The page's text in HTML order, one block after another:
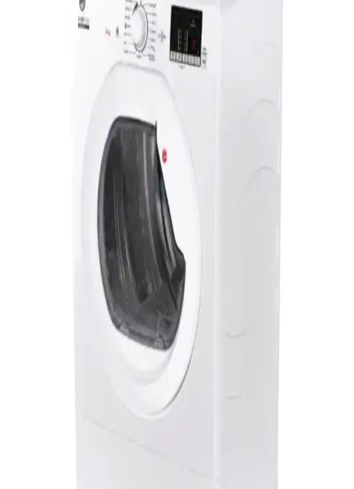
Enerji maliyetlerini düşüren ve çevre dostu ısıtıcılar ev ve iş
yerlerinde tercih ediliyor. Teknolojik gelişmelerle tasarruf ve
güvenlik ön planda, uygun modellerle sürdürülebilir ısıtma
Profilo KM9611CTR 9 kg Isı Pompalı Çamaşır
Profilo KM9611CTR, 9 kg kapasite ve enerji tasarruflu ısı pompalı
teknolojisiyle öne çıkan, kullanıcı memnuniyetini artıran modern
çamaşır kurutma makinesidir.
Demirdöküm Maxiair 10 kW Isı Pompası: Verimli
ve Çevre Dostu Isıtma Çözümü
Demirdöküm Maxiair ısı pompası, 10 kW güç ve A++ enerji sınıfı
ile yüksek performans, çevre dostu özellikler ve çift fonksiyonlu
kullanım sunar. Kolay kurulum ve sürdürülebilir enerji çözümleriyle
Demirdöküm Maxiair 16 Kw Isı Pompası: Enerji
Verimli ve Çevre Dostu Çözüm
Demirdöküm Maxiair 16 Kw, enerji tasarrufu ve çevre dostu
özellikleriyle yüksek performans sunan bir ısıtma ve soğutma
Demirdöküm Maxiair 8 KW Isı Pompası: Enerji